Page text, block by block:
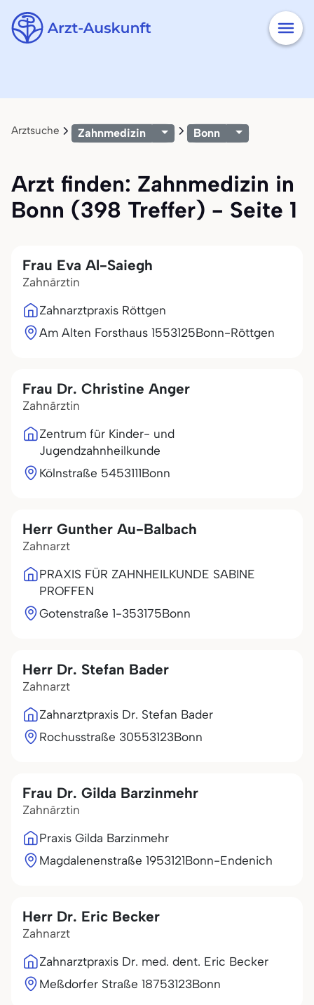
Arztsuche Zahnmedizin Bonn
Arzt finden: Zahnmedizin in
Bonn (398 Treffer) - Seite 1
Frau Eva Al-Saiegh
Zahnärztin
Zahnarztpraxis Röttgen
Am Alten Forsthaus 1553125Bonn-Röttgen
Frau Dr. Christine Anger
Zahnärztin
Zentrum für Kinder- und
Jugendzahnheilkunde
Kölnstraße 5453111Bonn
Herr Gunther Au-Balbach
Zahnarzt
PRAXIS FÜR ZAHNHEILKUNDE SABINE
PROFFEN
Gotenstraße 1-353175Bonn
Herr Dr. Stefan Bader
Zahnarzt
Zahnarztpraxis Dr. Stefan Bader
Rochusstraße 30553123Bonn
Frau Dr. Gilda Barzinmehr
Zahnärztin
Praxis Gilda Barzinmehr
Magdalenenstraße 1953121Bonn-Endenich
Herr Dr. Eric Becker
Zahnarzt
Zahnarztpraxis Dr. med. dent. Eric Becker
Meßdorfer Straße 18753123Bonn